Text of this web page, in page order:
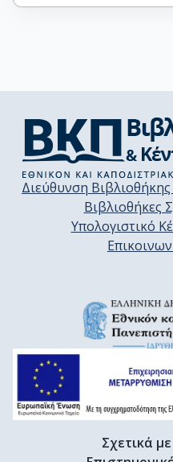
Διεύθυνση
Βιβλιοθήκες
Υπολογιστικό
Σχετικά